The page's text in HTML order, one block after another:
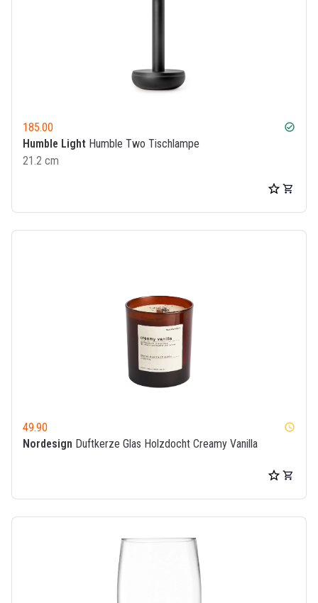
185.00 check_circle
Humble Light Humble Two Tischlampe
21.2 cm
49.90 watch_later
Nordesign Duftkerze Glas Holzdocht Creamy Vanilla